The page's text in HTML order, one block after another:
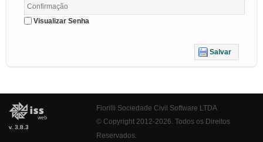
Visualizar Senha
Salvar
v. 3.8.3
Fiorilli Sociedade Civil Software LTDA
© Copyright 2012-2026. Todos os Direitos
Reservados.